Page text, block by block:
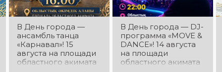
В День города —
ансамбль танца
«Карнавал»! 15
августа на площади
областного акимата
В День города — DJ-
программа «MOVE &
DANCE»! 14 августа
на площади
областного акимата